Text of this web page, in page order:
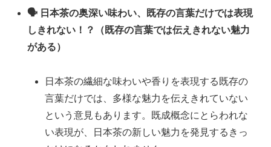
🗣️ 日本茶の奥深い味わい、既存の言葉だけでは表現
しきれない！？（既存の言葉では伝えきれない魅力
がある）
日本茶の繊細な味わいや香りを表現する既存の
言葉だけでは、多様な魅力を伝えきれていない
という意見もあります。既成概念にとらわれな
い表現が、日本茶の新しい魅力を発見するきっ